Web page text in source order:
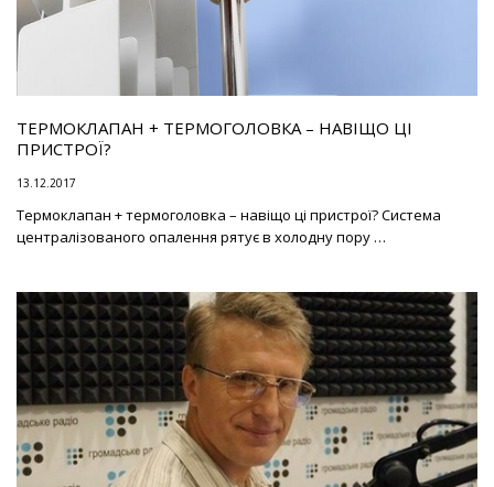
ТЕРМОКЛАПАН + ТЕРМОГОЛОВКА – НАВІЩО ЦІ
ПРИСТРОЇ?
13.12.2017
Термоклапан + термоголовка – навіщо ці пристрої? Система
централізованого опалення рятує в холодну пору …